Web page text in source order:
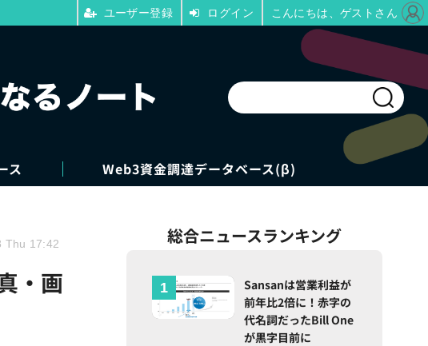
ス Web3資金調達データベース(β)
・画
Thu 17:42 総合ニュースランキング
Sansanは営業利益が
前年比2倍に！赤字の
代名詞だったBill One
が黒字目前に
ユーザー登録 ログイン こんにちは、ゲストさん